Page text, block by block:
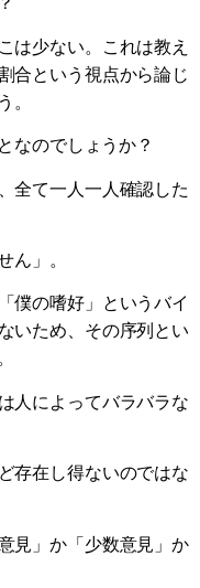
は少ない。これは教え
合という視点から論じ
。
なのでしょうか？
全て一人一人確認した
ん」。
僕の嗜好」というバイ
いため、その序列とい
人によってバラバラな
存在し得ないのではな
見」か「少数意見」か